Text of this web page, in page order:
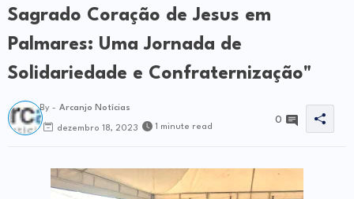
Sagrado Coração de Jesus em
Palmares: Uma Jornada de
Solidariedade e Confraternização"
By - Arcanjo Notícias
dezembro 18, 2023 1 minute read
0